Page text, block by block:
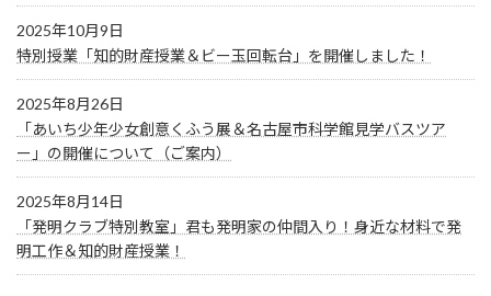
2025年10月9日
特別授業「知的財産授業＆ビー玉回転台」を開催しました！
2025年8月26日
「あいち少年少女創意くふう展＆名古屋市科学館見学バスツア
ー」の開催について（ご案内）
2025年8月14日
「発明クラブ特別教室」君も発明家の仲間入り！身近な材料で発
明工作＆知的財産授業！